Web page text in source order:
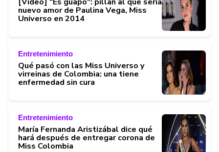
nuevo amor de Paulina Vega, Miss
Universo en 2014
Entretenimiento
Qué pasó con las Miss Universo y
virreinas de Colombia: una tiene
enfermedad sin cura
Entretenimiento
María Fernanda Aristizábal dice qué
hará después de entregar corona de
Miss Colombia